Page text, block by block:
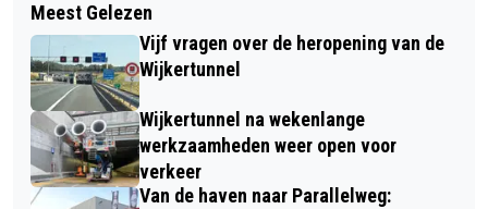
Meest Gelezen
Vijf vragen over de heropening van de
Wijkertunnel
Wijkertunnel na wekenlange
werkzaamheden weer open voor
verkeer
Van de haven naar Parallelweg: